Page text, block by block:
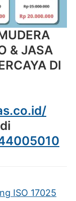
& JASA
DI
ISO 17025